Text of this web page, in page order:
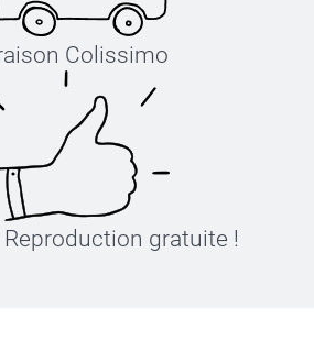
Colissimo
Reproduction gratuite !